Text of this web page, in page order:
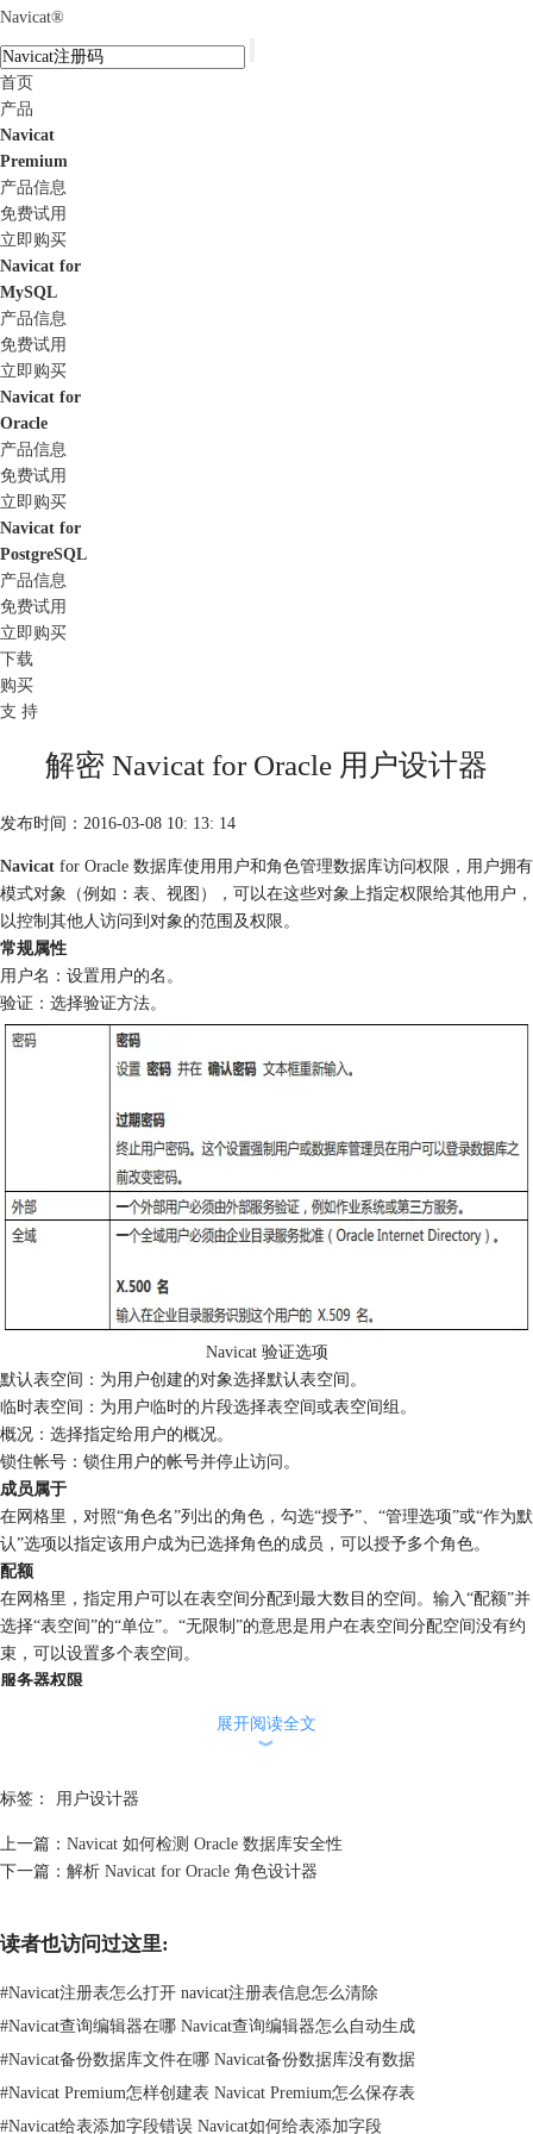
Navicat®
首页
产品
Navicat
Premium
产品信息
免费试用
立即购买
Navicat for
MySQL
产品信息
免费试用
立即购买
Navicat for
Oracle
产品信息
免费试用
立即购买
Navicat for
PostgreSQL
产品信息
免费试用
立即购买
下载
购买
支 持
解密 Navicat for Oracle 用户设计器
发布时间：2016-03-08 10: 13: 14
Navicat for Oracle 数据库使用用户和角色管理数据库访问权限，用户拥有
模式对象（例如：表、视图），可以在这些对象上指定权限给其他用户，
以控制其他人访问到对象的范围及权限。
常规属性
用户名：设置用户的名。
验证：选择验证方法。
Navicat 验证选项
默认表空间：为用户创建的对象选择默认表空间。
临时表空间：为用户临时的片段选择表空间或表空间组。
概况：选择指定给用户的概况。
锁住帐号：锁住用户的帐号并停止访问。
成员属于
在网格里，对照“角色名”列出的角色，勾选“授予”、“管理选项”或“作为默
认”选项以指定该用户成为已选择角色的成员，可以授予多个角色。
配额
在网格里，指定用户可以在表空间分配到最大数目的空间。输入“配额”并
选择“表空间”的“单位”。“无限制”的意思是用户在表空间分配空间没有约
束，可以设置多个表空间。
服务器权限
定该用户拥有这个权限，可以授予多个权限。
要编辑一个用户的特定对象权限，点击“添加权限”以打开窗口并按照下列
1. 在查看树展开节点直至到达目标对象；
2. 勾选对象以显示网格在右边的面板上；
相关阅读：详解 Navicat for MySQL 用户设计器
展开阅读全文
︾
标签： 用户设计器
上一篇： Navicat 如何检测 Oracle 数据库安全性
下一篇： 解析 Navicat for Oracle 角色设计器
读者也访问过这里:
#Navicat注册表怎么打开 navicat注册表信息怎么清除
#Navicat查询编辑器在哪 Navicat查询编辑器怎么自动生成
#Navicat备份数据库文件在哪 Navicat备份数据库没有数据
#Navicat Premium怎样创建表 Navicat Premium怎么保存表
#Navicat给表添加字段错误 Navicat如何给表添加字段